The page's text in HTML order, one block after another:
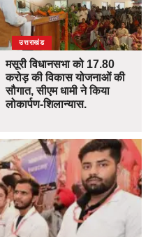
उत्तराखंड
मसूरी विधानसभा को 17.80
करोड़ की विकास योजनाओं की
सौगात, सीएम धामी ने किया
लोकार्पण-शिलान्यास.